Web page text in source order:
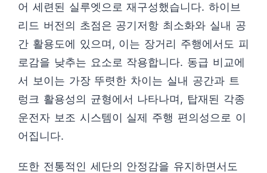
어 세련된 실루엣으로 재구성했습니다. 하이브
리드 버전의 초점은 공기저항 최소화와 실내 공
간 활용도에 있으며, 이는 장거리 주행에서도 피
로감을 낮추는 요소로 작용합니다. 동급 비교에
서 보이는 가장 뚜렷한 차이는 실내 공간과 트
렁크 활용성의 균형에서 나타나며, 탑재된 각종
운전자 보조 시스템이 실제 주행 편의성으로 이
어집니다.
또한 전통적인 세단의 안정감을 유지하면서도